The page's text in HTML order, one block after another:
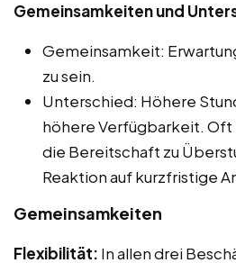
Gemeinsamkeiten und
Gemeinsamkeit:
zu sein.
Unterschied: Höhere
höhere Verfügbarkeit. Oft
die Bereitschaft zu
Reaktion auf kurzfristige
Gemeinsamkeiten
Flexibilität: In allen drei